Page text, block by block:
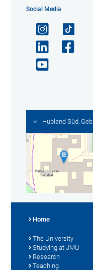
Social Media
Hubland Süd,
Home
The University
Studying at JMU
Research
Teaching